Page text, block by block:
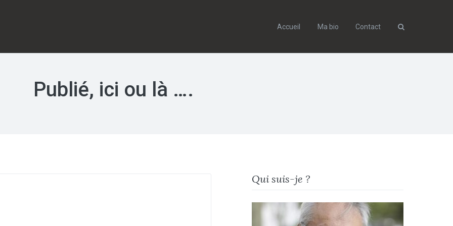
Accueil Ma bio Contact
Publié, ici ou là ….
Qui suis-je ?